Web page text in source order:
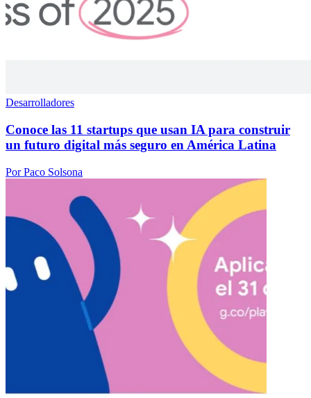
Desarrolladores
Conoce las 11 startups que usan IA para construir
un futuro digital más seguro en América Latina
Por Paco Solsona